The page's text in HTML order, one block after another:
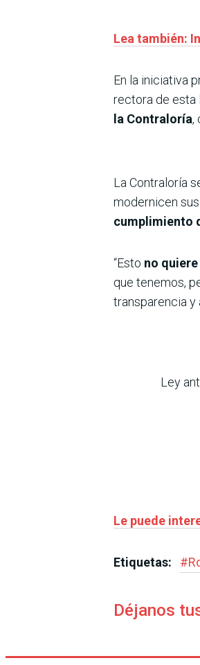
Lea también:
En la iniciativa
rectora de esta
la Contraloría,
La Contraloría
modernicen
cumplimiento
“Esto no
que tenemos,
transparencia y
Ley
Le puede
Etiquetas: #
Déjanos